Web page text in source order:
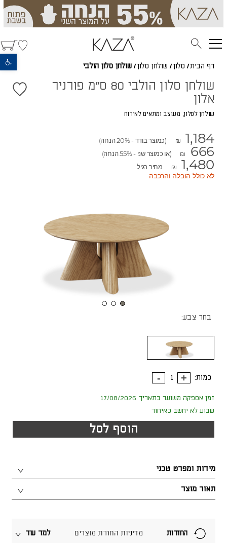
פתח סרגל נגישות
דף הבית/ סלון / שולחן סלון / שולחן סלון הולבי
שולחן סלון הולבי 80 ס"מ פורניר
אלון
שולחן לסלון, מעוצב ומתאים לאירוח
₪ 1,184 (כמוצר בודד - 20% הנחה)
₪ 666 (או כמוצר שני - 55% הנחה)
₪ 1,480 מחיר רגיל
לא כולל הובלה והרכבה
בחר צבע:
כמות:
זמן אספקה משוער בתאריך 17/08/2026
שבוע לא יחשב כאיחור
הוסף לסל
תאור מוצר
מידות ומפרט טכני
החזרות מדיניות החזרת מוצרים למד עוד